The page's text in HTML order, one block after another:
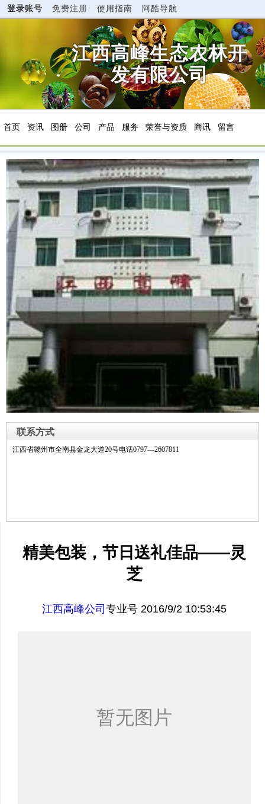
登录账号 免费注册 使用指南 阿酷导航
江西高峰生态农林开
发有限公司
首页 资讯 图册 公司 产品 服务 荣誉与资质 商讯 留言
联系方式
江西省赣州市全南县金龙大道20号电话0797—2607811
精美包装，节日送礼佳品——灵
芝
江西高峰公司 专业号 2016/9/2 10:53:45